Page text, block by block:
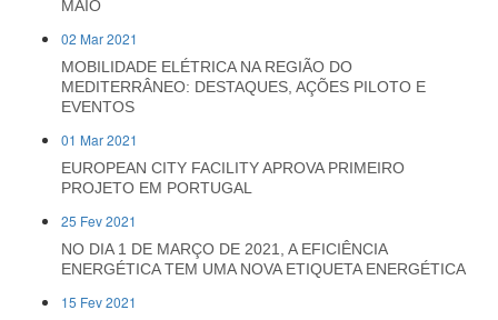
MAIO
02 Mar 2021
MOBILIDADE ELÉTRICA NA REGIÃO DO
MEDITERRÂNEO: DESTAQUES, AÇÕES PILOTO E
EVENTOS
01 Mar 2021
EUROPEAN CITY FACILITY APROVA PRIMEIRO
PROJETO EM PORTUGAL
25 Fev 2021
NO DIA 1 DE MARÇO DE 2021, A EFICIÊNCIA
ENERGÉTICA TEM UMA NOVA ETIQUETA ENERGÉTICA
15 Fev 2021